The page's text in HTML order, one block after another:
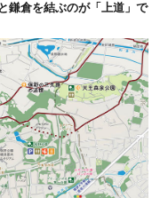
鎌倉を結ぶのが「上道」で